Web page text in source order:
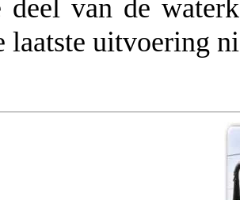
deel van de
laatste uitvoering